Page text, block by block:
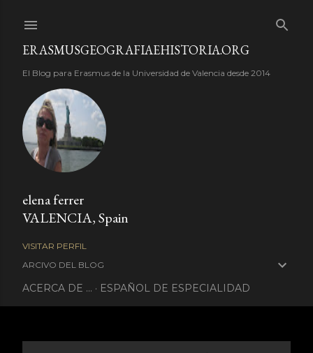
ERASMUSGEOGRAFIAEHISTORIA.ORG
El Blog para Erasmus de la Universidad de Valencia desde 2014
elena ferrer
VALENCIA, Spain
VISITAR PERFIL
ARCIVO DEL BLOG
ACERCA DE ... ESPAÑOL DE ESPECIALIDAD